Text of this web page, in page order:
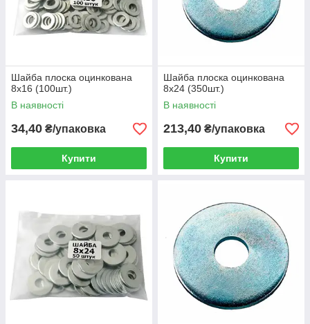
Шайба плоска оцинкована
8х16 (100шт.)
В наявності
34,40 ₴/упаковка
Купити
Шайба плоска оцинкована
8х24 (350шт.)
В наявності
213,40 ₴/упаковка
Купити